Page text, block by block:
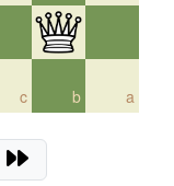
c b a